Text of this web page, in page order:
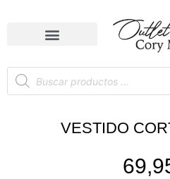
VESTIDO